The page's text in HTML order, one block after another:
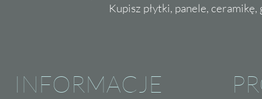
Kupisz płytki, panele,
INFORMACJE